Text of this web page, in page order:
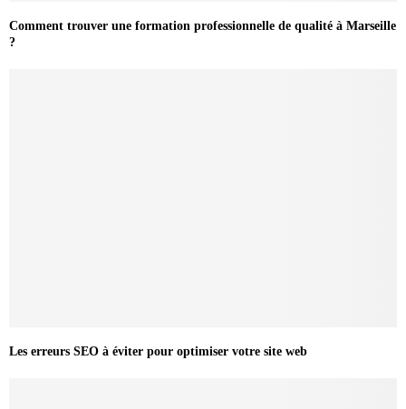
Comment trouver une formation professionnelle de qualité à Marseille
?
Les erreurs SEO à éviter pour optimiser votre site web